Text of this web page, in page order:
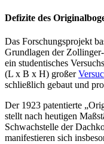
Defizite des
Das Forschungsprojekt
Grundlagen der
ein studentisches
(L x B x H) großer
schließlich gebaut und
Der 1923 patentierte
stellt nach heutigen
Schwachstelle der
manifestieren sich